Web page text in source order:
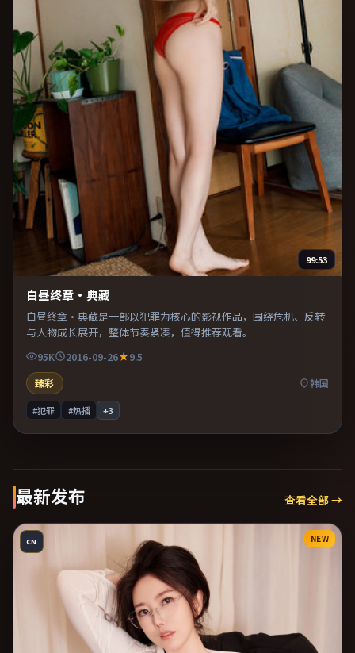
99:53
白昼终章·典藏
白昼终章·典藏是一部以犯罪为核心的影视作品，围绕危机、反转
与人物成长展开，整体节奏紧凑，值得推荐观看。
95K 2016-09-26
9.5
臻彩
韩国
#犯罪 #热播 +3
最新发布 查看全部 →
CN NEW